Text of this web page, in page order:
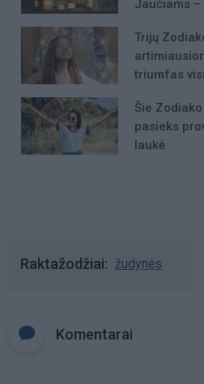
Jaučiams
Trijų
triumfas
Šie
pasieks
laukė
Raktažodžiai žudynės
Komentarai